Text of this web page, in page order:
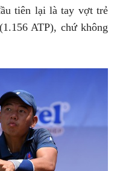
tiên lại là tay vợt trẻ
ATP), chứ không